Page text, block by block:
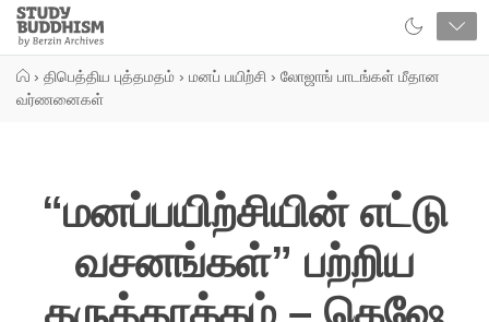
Close
Study
Buddhism
› திபெத்திய புத்தமதம் › மனப் பயிற்சி › லோஜாங் பாடங்கள் மீதான
வர்ணனைகள்
“மனப்பயிற்சியின் எட்டு
வசனங்கள்” பற்றிய
கருத்தாக்கம் – கெஷே